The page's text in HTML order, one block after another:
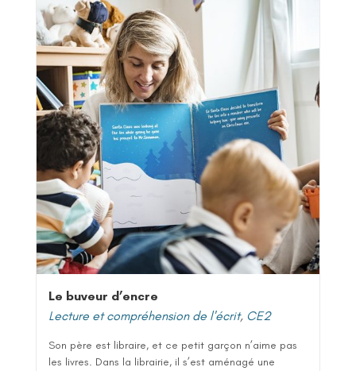
Le buveur d’encre
Lecture et compréhension de l'écrit, CE2
Son père est libraire, et ce petit garçon n’aime pas
les livres. Dans la librairie, il s’est aménagé une